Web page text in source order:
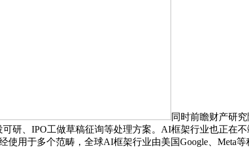
同时前瞻财产研
研、IPO工做草稿征询等处理方案。AI框架行业也正在
用于多个范畴，全球AI框架行业由美国Google、Meta